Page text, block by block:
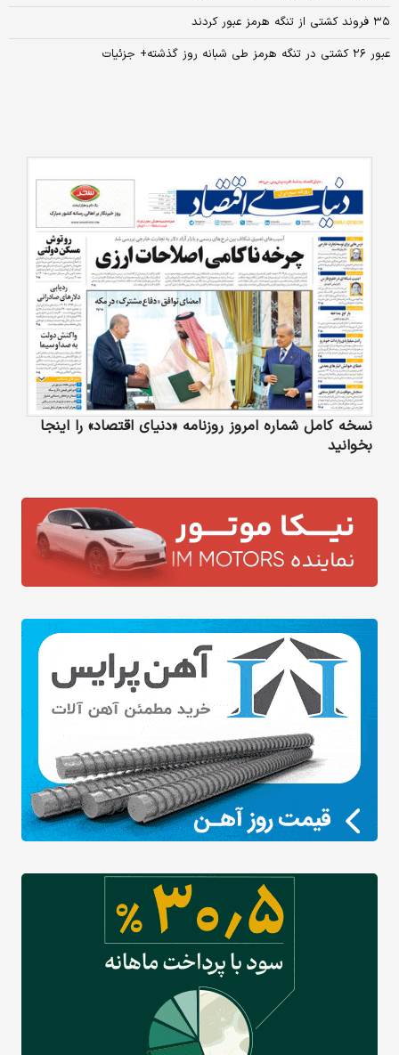
۳۵ فروند کشتی از تنگه هرمز عبور کردند
عبور ۲۶ کشتی در تنگه هرمز طی شبانه روز گذشته+ جزئیات
نسخه کامل شماره امروز روزنامه «دنیای‌ اقتصاد» را اینجا
بخوانید